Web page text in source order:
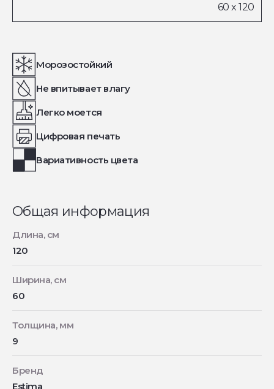
Морозостойкий
Не впитывает влагу
Легко моется
Цифровая печать
Вариативность цвета
Общая информация
Длина, см
120
Ширина, см
60
Толщина, мм
9
Бренд
Estima